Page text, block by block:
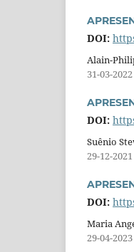
DOI:
Alain-
31-03-2022
DOI:
Suênio
29-12-2021
DOI:
Maria
29-04-2023